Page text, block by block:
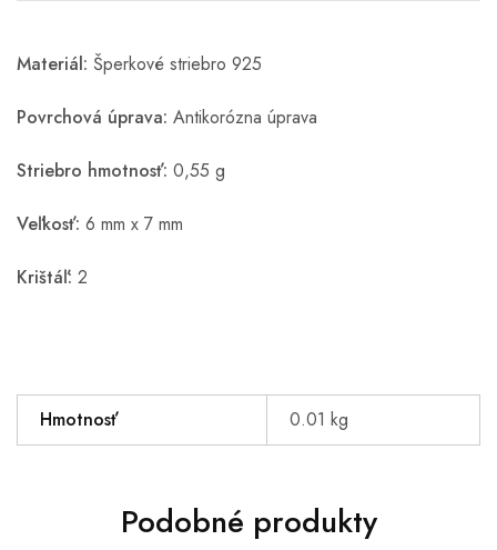
Materiál: Šperkové striebro 925
Povrchová úprava: Antikorózna úprava
Striebro hmotnosť: 0,55 g
Veľkosť: 6 mm x 7 mm
Krištáľ: 2
Hmotnosť 0.01 kg
Podobné produkty